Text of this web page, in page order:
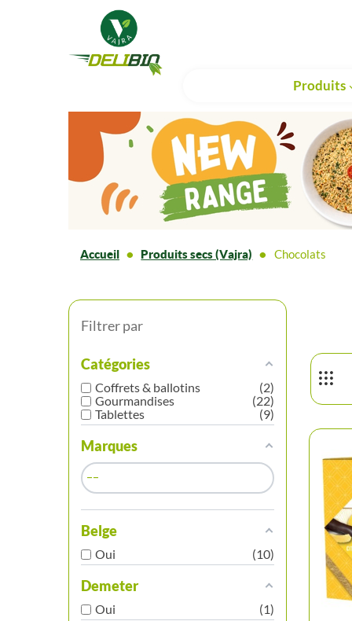
Produits
Accueil Produits secs (Vajra) Chocolats
Filtrer par
Catégories
Coffrets & ballotins
2
Gourmandises
22
Tablettes
9
Marques
Belge
Oui 10
Demeter
Oui 1